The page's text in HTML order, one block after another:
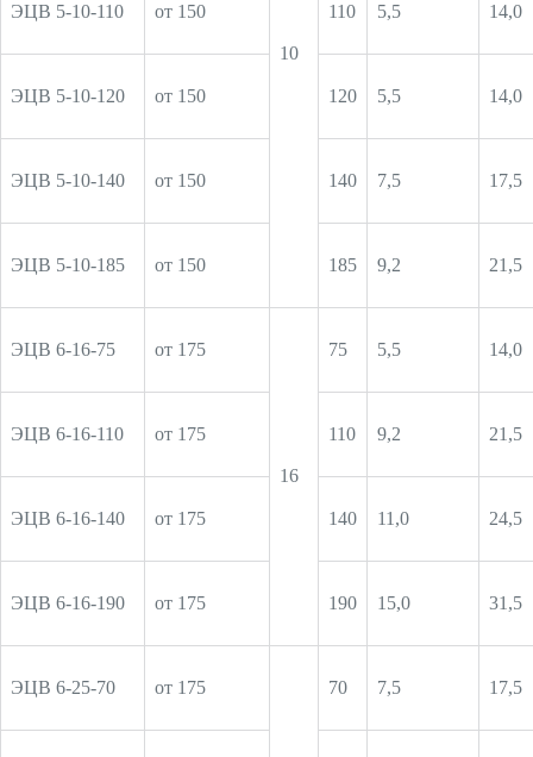
10
ЭЦВ 5-10-110 от 150 110 5,5 14,0
ЭЦВ 5-10-120 от 150 120 5,5 14,0
ЭЦВ 5-10-140 от 150 140 7,5 17,5
ЭЦВ 5-10-185 от 150 185 9,2 21,5
ЭЦВ 6-16-75 от 175
16
75 5,5 14,0
ЭЦВ 6-16-110 от 175 110 9,2 21,5
ЭЦВ 6-16-140 от 175 140 11,0 24,5
ЭЦВ 6-16-190 от 175 190 15,0 31,5
ЭЦВ 6-25-70 от 175 70 7,5 17,5